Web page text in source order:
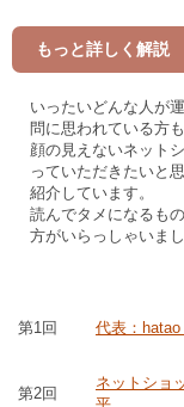
もっと詳しく解説
いったいどんな人が
問に思われている方
顔の見えないネット
っていただきたいと
紹介しています。
読んでタメになるも
方がいらっしゃいま
第1回 代表：hatao
第2回
ネットショ